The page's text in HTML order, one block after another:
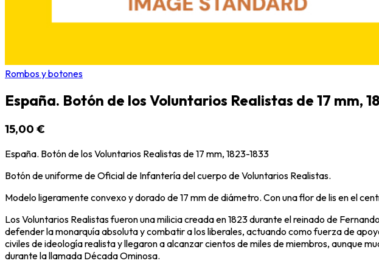
Rombos y botones
España. Botón de los Voluntarios Realistas de 17 mm,
15,00 €
España. Botón de los Voluntarios Realistas de 17 mm, 1823-1833
Botón de uniforme de Oficial de Infantería del cuerpo de Voluntarios Realistas.
Modelo ligeramente convexo y dorado de 17 mm de diámetro. Con una flor de lis en el
LosVoluntarios Realistasfueron una milicia creada en 1823 durante el reinado de
defender la monarquía absoluta y combatir a los liberales, actuando como fuerza de
civiles de ideología realista y llegaron a alcanzar cientos de miles de miembros, aunque
durante la llamada Década Ominosa.